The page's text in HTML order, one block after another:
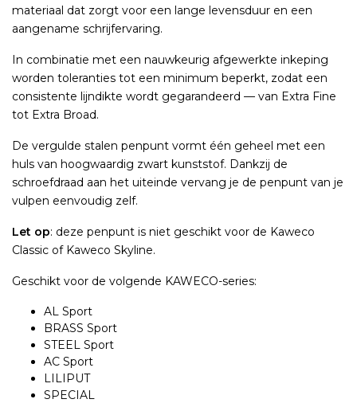
materiaal dat zorgt voor een lange levensduur en een
aangename schrijfervaring.
In combinatie met een nauwkeurig afgewerkte inkeping
worden toleranties tot een minimum beperkt, zodat een
consistente lijndikte wordt gegarandeerd — van Extra Fine
tot Extra Broad.
De vergulde stalen penpunt vormt één geheel met een
huls van hoogwaardig zwart kunststof. Dankzij de
schroefdraad aan het uiteinde vervang je de penpunt van je
vulpen eenvoudig zelf.
Let op: deze penpunt is niet geschikt voor de Kaweco
Classic of Kaweco Skyline.
Geschikt voor de volgende KAWECO-series:
AL Sport
BRASS Sport
STEEL Sport
AC Sport
LILIPUT
SPECIAL